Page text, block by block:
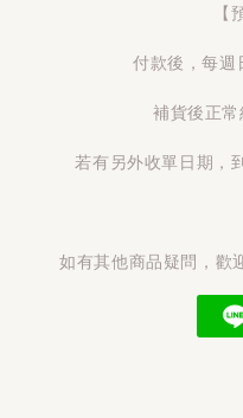
【
付款後，每週
補貨後正
若有另外收單日期，
如有其他商品疑問，歡